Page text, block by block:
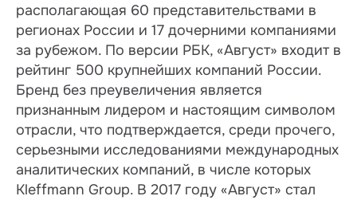
располагающая 60 представительствами в
регионах России и 17 дочерними компаниями
за рубежом. По версии РБК, «Август» входит в
рейтинг 500 крупнейших компаний России.
Бренд без преувеличения является
признанным лидером и настоящим символом
отрасли, что подтверждается, среди прочего,
серьезными исследованиями международных
аналитических компаний, в числе которых
Kleffmann Group. В 2017 году «Август» стал